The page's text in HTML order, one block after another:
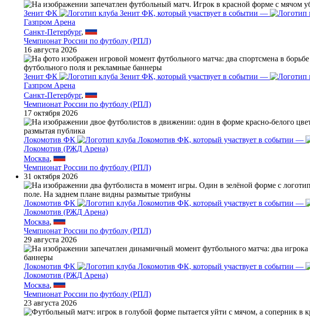
Зенит ФК —
Газпром Арена
Санкт-Петербург,
Чемпионат России по футболу (РПЛ)
16 августа 2026
Зенит ФК —
Газпром Арена
Санкт-Петербург,
Чемпионат России по футболу (РПЛ)
17 октября 2026
Локомотив ФК —
Локомотив (РЖД Арена)
Москва,
Чемпионат России по футболу (РПЛ)
31 октября 2026
Локомотив ФК —
Локомотив (РЖД Арена)
Москва,
Чемпионат России по футболу (РПЛ)
29 августа 2026
Локомотив ФК —
Локомотив (РЖД Арена)
Москва,
Чемпионат России по футболу (РПЛ)
23 августа 2026